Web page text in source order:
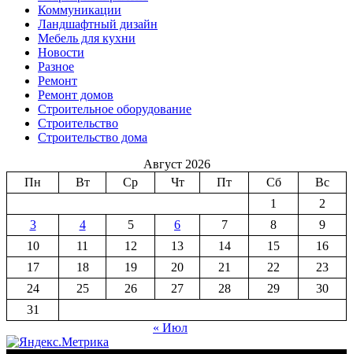
Коммуникации
Ландшафтный дизайн
Мебель для кухни
Новости
Разное
Ремонт
Ремонт домов
Строительное оборудование
Строительство
Строительство дома
Август 2026
Пн
Вт Ср Чт Пт Сб
Вс
1
2
3
4 5 6 7 8
9
10
11 12 13 14 15
16
17
18 19 20 21 22
23
24
25 26 27 28 29
30
31
« Июл